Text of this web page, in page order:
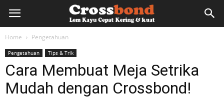
lemkayu.net
Home Pengetahuan
Pengetahuan Tips & Trik
Cara Membuat Meja Setrika
Mudah dengan Crossbond!